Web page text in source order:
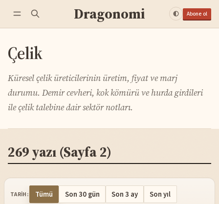
Dragonomi Abone ol
Çelik
Küresel çelik üreticilerinin üretim, fiyat ve marj
durumu. Demir cevheri, kok kömürü ve hurda girdileri
ile çelik talebine dair sektör notları.
269 yazı(Sayfa 2)
TARIH: Tümü Son 30 gün Son 3 ay Son yıl